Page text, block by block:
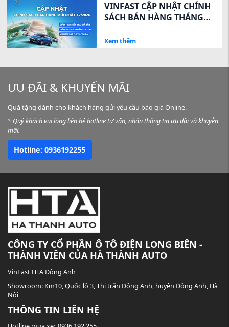
VINFAST CẬP NHẬT CHÍNH
SÁCH BÁN HÀNG THÁNG
NIÊM YẾT MỚI, GIA TĂNG
Xem thêm
ƯU ĐÃI & KHUYẾN MÃI
Quà tặng dành cho khách hàng gửi yêu cầu báo giá Online.
* Quý khách vui lòng liên hệ hotline tư vấn, nhận thông tin ưu đãi và khuyễn
mãi.
Hotline: 0936192255
CÔNG TY CỔ PHẦN Ô TÔ ĐIỆN LONG BIÊN -
THÀNH VIÊN CỦA HÀ THÀNH AUTO
VinFast HTA Đông Anh
Showroom: Km10, Quốc lộ 3, Thị trấn Đông Anh, huyện Đông Anh, Hà
Nội
THÔNG TIN LIÊN HỆ